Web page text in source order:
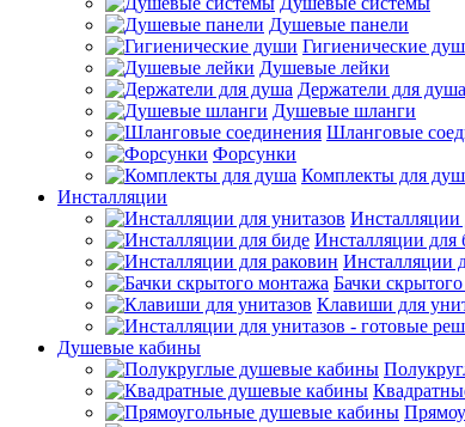
Душевые панели
Гигиенические
Душевые лейки
Держатели для душа
Душевые шланги
Шланговые
Форсунки
Комплекты для
Инсталляции
Инсталляции
Инсталляции для
Инсталляции
Бачки
Клавиши для
Душевые кабины